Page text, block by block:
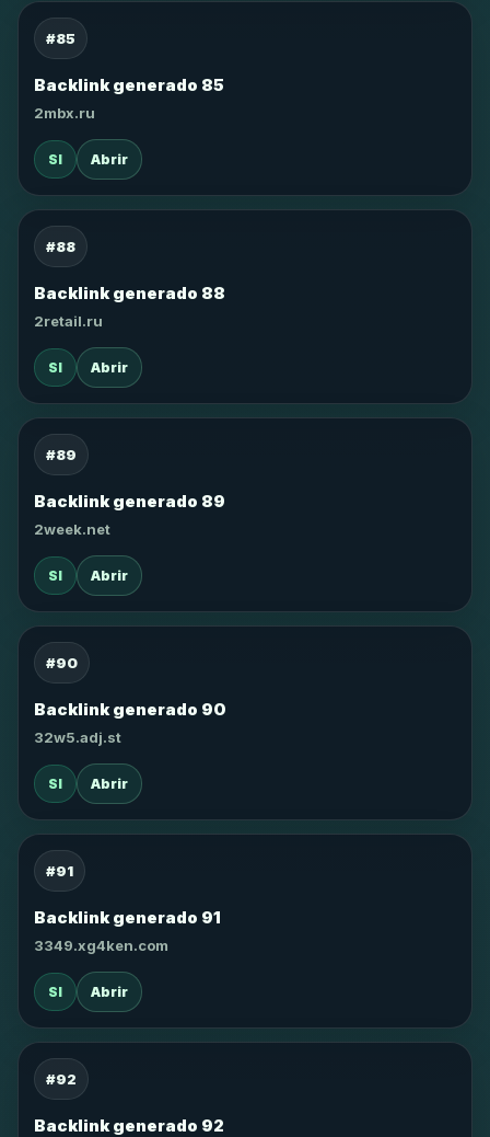
#85
Backlink generado 85
2mbx.ru
SI Abrir
#88
Backlink generado 88
2retail.ru
SI Abrir
#89
Backlink generado 89
2week.net
SI Abrir
#90
Backlink generado 90
32w5.adj.st
SI Abrir
#91
Backlink generado 91
3349.xg4ken.com
SI Abrir
#92
Backlink generado 92